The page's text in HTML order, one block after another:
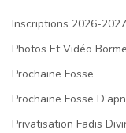
Inscriptions 2026-2027
Photos Et Vidéo
Prochaine Fosse
Prochaine Fosse
Privatisation Fadis